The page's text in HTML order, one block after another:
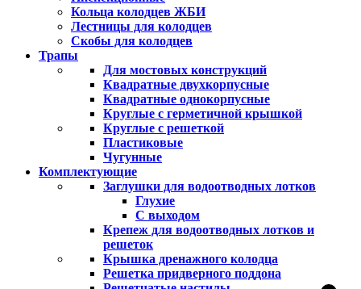
Кольца колодцев ЖБИ
Лестницы для колодцев
Скобы для колодцев
Трапы
Для мостовых конструкций
Квадратные двухкорпусные
Квадратные однокорпусные
Круглые с герметичной крышкой
Круглые с решеткой
Пластиковые
Чугунные
Комплектующие
Заглушки для водоотводных лотков
Глухие
С выходом
Крепеж для водоотводных лотков и
решеток
Крышка дренажного колодца
Решетка придверного поддона